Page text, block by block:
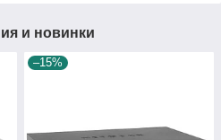
и новинки
–15%